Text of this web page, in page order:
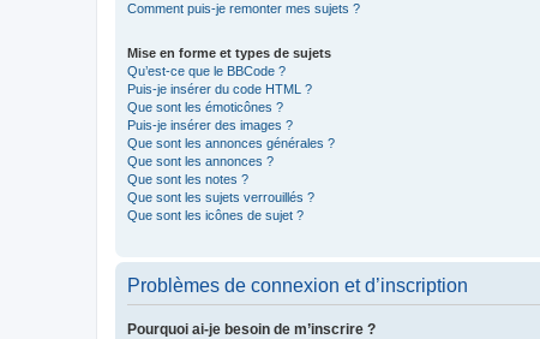
Comment puis-je remonter mes sujets ?
Mise en forme et types de sujets
Qu’est-ce que le BBCode ?
Puis-je insérer du code HTML ?
Que sont les émoticônes ?
Puis-je insérer des images ?
Que sont les annonces générales ?
Que sont les annonces ?
Que sont les notes ?
Que sont les sujets verrouillés ?
Que sont les icônes de sujet ?
Problèmes de connexion et d’inscription
Pourquoi ai-je besoin de m’inscrire ?